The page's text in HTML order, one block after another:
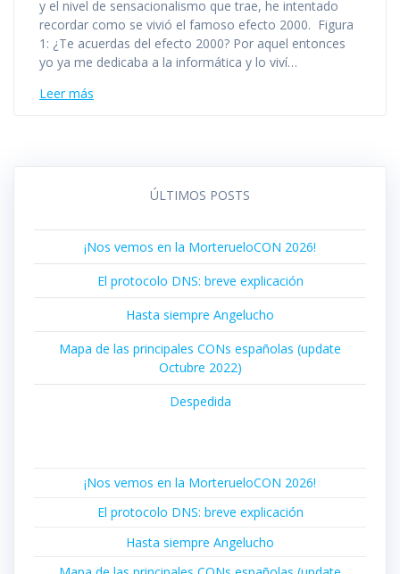
y el nivel de sensacionalismo que trae, he intentado
recordar como se vivió el famoso efecto 2000. Figura
1: ¿Te acuerdas del efecto 2000? Por aquel entonces
yo ya me dedicaba a la informática y lo viví…
Leer más
ÚLTIMOS POSTS
¡Nos vemos en la MorterueloCON 2026!
El protocolo DNS: breve explicación
Hasta siempre Angelucho
Mapa de las principales CONs españolas (update
Octubre 2022)
Despedida
¡Nos vemos en la MorterueloCON 2026!
El protocolo DNS: breve explicación
Hasta siempre Angelucho